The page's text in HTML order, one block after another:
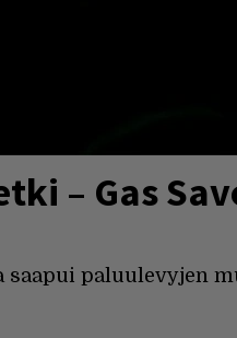
– Gas
saapui paluulevyjen